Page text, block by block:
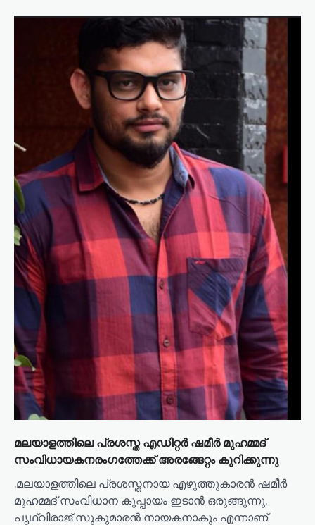
മലയാളത്തിലെ പ്രശസ്ത എഡിറ്റർ ഷമീർ മുഹമ്മദ്
സംവിധായകനരംഗത്തേക്ക് അരങ്ങേറ്റം കുറിക്കുന്നു
.മലയാളത്തിലെ പ്രശസ്തനായ എഴുത്തുകാരൻ ഷമീർ
മുഹമ്മദ് സംവിധാന കുപ്പായം ഇടാൻ ഒരുങ്ങുന്നു.
പൃഥ്വിരാജ് സുകുമാരൻ നായകനാകും എന്നാണ്